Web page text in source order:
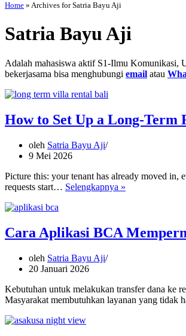
Home » Archives for Satria Bayu Aji
Satria Bayu Aji
Adalah mahasiswa aktif S1-Ilmu Komunikasi,
bekerjasama bisa menghubungi email atau
How to Set Up a Long-Term
oleh Satria Bayu Aji
9 Mei 2026
Picture this: your tenant has already moved in,
requests start… Selengkapnya »
a
Long-
Bali
Cara Aplikasi BCA
oleh Satria Bayu Aji
20 Januari 2026
Kebutuhan untuk melakukan transfer dana ke
Masyarakat membutuhkan layanan yang tidak